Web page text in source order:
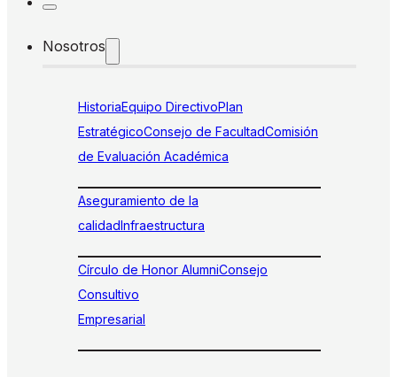
Nosotros
HistoriaEquipo DirectivoPlan
EstratégicoConsejo de FacultadComisión
de Evaluación Académica
Aseguramiento de la
calidadInfraestructura
Círculo de Honor AlumniConsejo
Consultivo
Empresarial